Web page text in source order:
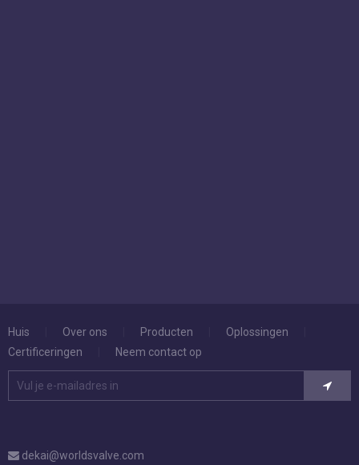
Huis Over ons Producten Oplossingen
Certificeringen
Neem contact op
 dekai@worldsvalve.com